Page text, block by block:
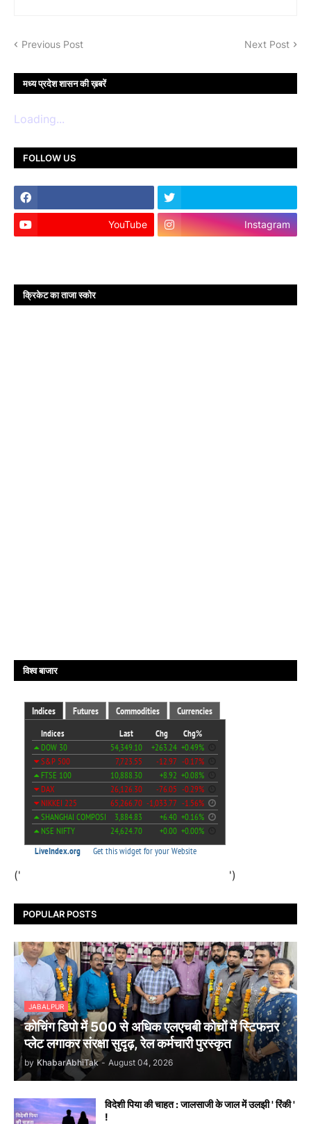
Previous Post Next Post
मध्य प्रदेश शासन की ख़बरें
Loading...
FOLLOW US
YouTube Instagram
क्रिकेट का ताजा स्कोर
विश्व बाजार
(' ')
POPULAR POSTS
JABALPUR
कोचिंग डिपो में 500 से अधिक एलएचबी कोचों में स्टिफऩर
प्लेट लगाकर संरक्षा सुदृढ़, रेल कर्मचारी पुरस्कृत
by KhabarAbhiTak - August 04, 2026
विदेशी पिया की चाहत : जालसाजी के जाल में उलझी ' रिंकी '
!